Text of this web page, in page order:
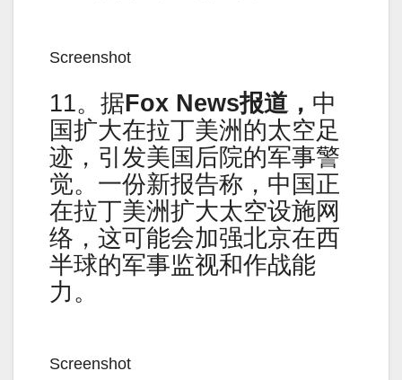
Screenshot
11。据Fox News报道， 中
国扩大在拉丁美洲的太空足
迹，引发美国后院的军事警
觉。一份新报告称，中国正
在拉丁美洲扩大太空设施网
络，这可能会加强北京在西
半球的军事监视和作战能
力。
Screenshot